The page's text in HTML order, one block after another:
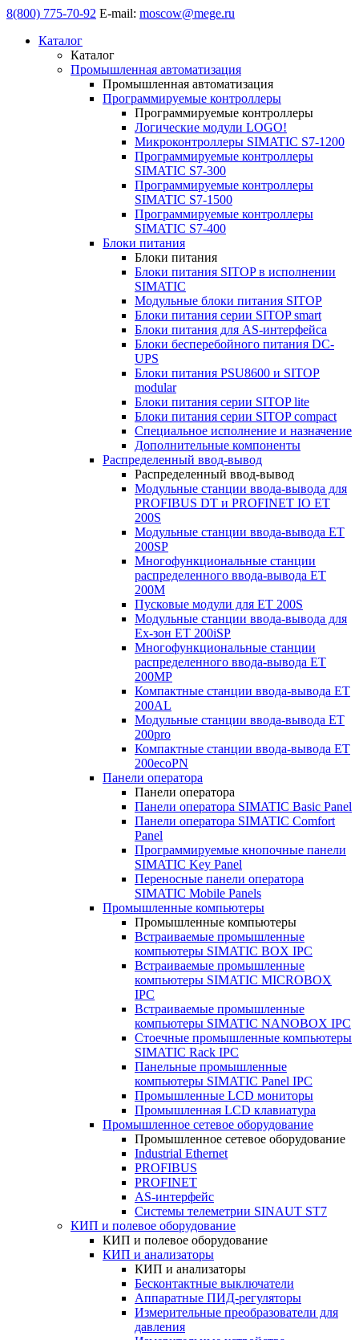
8(800) 775-70-92 E-mail: moscow@mege.ru
Каталог
Каталог
Промышленная автоматизация
Промышленная автоматизация
Программируемые контроллеры
Программируемые контроллеры
Логические модули LOGO!
Микроконтроллеры SIMATIC S7-1200
Программируемые контроллеры
SIMATIC S7-300
Программируемые контроллеры
SIMATIC S7-1500
Программируемые контроллеры
SIMATIC S7-400
Блоки питания
Блоки питания
Блоки питания SITOP в исполнении
SIMATIC
Модульные блоки питания SITOP
Блоки питания серии SITOP smart
Блоки питания для AS-интерфейса
Блоки бесперебойного питания DC-
UPS
Блоки питания PSU8600 и SITOP
modular
Блоки питания серии SITOP lite
Блоки питания серии SITOP compact
Специальное исполнение и назначение
Дополнительные компоненты
Распределенный ввод-вывод
Распределенный ввод-вывод
Модульные станции ввода-вывода для
PROFIBUS DT и PROFINET IO ET
200S
Модульные станции ввода-вывода ET
200SP
Многофункциональные станции
распределенного ввода-вывода ET
200M
Пусковые модули для ET 200S
Модульные станции ввода-вывода для
Ex-зон ET 200iSP
Многофункциональные станции
распределенного ввода-вывода ET
200MP
Компактные станции ввода-вывода ET
200AL
Модульные станции ввода-вывода ET
200pro
Компактные станции ввода-вывода ET
200ecoPN
Панели оператора
Панели оператора
Панели оператора SIMATIC Basic Panel
Панели оператора SIMATIC Comfort
Panel
Программируемые кнопочные панели
SIMATIC Key Panel
Переносные панели оператора
SIMATIC Mobile Panels
Промышленные компьютеры
Промышленные компьютеры
Встраиваемые промышленные
компьютеры SIMATIC BOX IPC
Встраиваемые промышленные
компьютеры SIMATIC MICROBOX
IPC
Встраиваемые промышленные
компьютеры SIMATIC NANOBOX IPC
Стоечные промышленные компьютеры
SIMATIC Rack IPC
Панельные промышленные
компьютеры SIMATIC Panel IPC
Промышленные LCD мониторы
Промышленная LCD клавиатура
Промышленное сетевое оборудование
Промышленное сетевое оборудование
Industrial Ethernet
PROFIBUS
PROFINET
AS-интерфейс
Системы телеметрии SINAUT ST7
КИП и полевое оборудование
КИП и полевое оборудование
КИП и анализаторы
КИП и анализаторы
Бесконтактные выключатели
Аппаратные ПИД-регуляторы
Измерительные преобразователи для
давления